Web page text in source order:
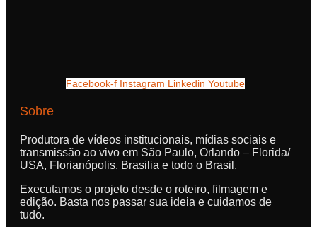
Facebook-f Instagram Linkedin Youtube
Sobre
Produtora de vídeos institucionais, mídias sociais e
transmissão ao vivo em São Paulo, Orlando – Florida/
USA, Florianópolis, Brasilia e todo o Brasil.
Executamos o projeto desde o roteiro, filmagem e
edição. Basta nos passar sua ideia e cuidamos de
tudo.